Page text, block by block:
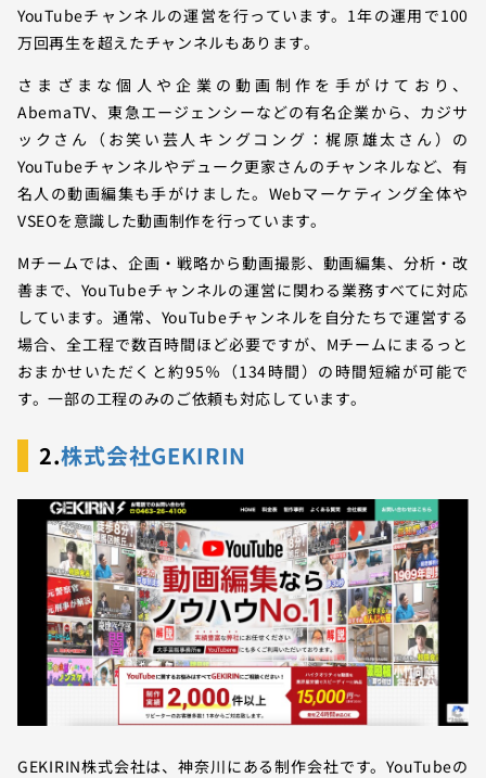
YouTubeチャンネルの運営を行っています。1年の運用で100
万回再生を超えたチャンネルもあります。
さまざまな個人や企業の動画制作を手がけており、
AbemaTV、東急エージェンシーなどの有名企業から、カジサ
ックさん（お笑い芸人キングコング：梶原雄太さん）の
YouTubeチャンネルやデューク更家さんのチャンネルなど、有
名人の動画編集も手がけました。Webマーケティング全体や
VSEOを意識した動画制作を行っています。
Mチームでは、企画・戦略から動画撮影、動画編集、分析・改
善まで、YouTubeチャンネルの運営に関わる業務すべてに対応
しています。通常、YouTubeチャンネルを自分たちで運営する
場合、全工程で数百時間ほど必要ですが、Mチームにまるっと
おまかせいただくと約95％（134時間）の時間短縮が可能で
す。一部の工程のみのご依頼も対応しています。
2.株式会社GEKIRIN
GEKIRIN株式会社は、神奈川にある制作会社です。YouTubeの